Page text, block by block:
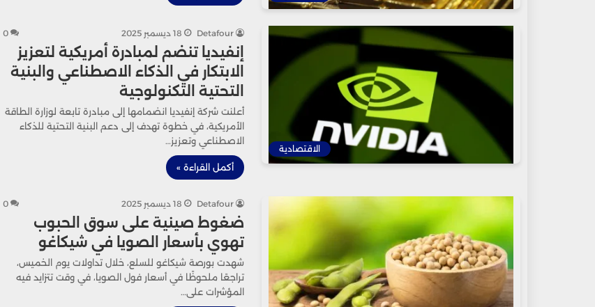
الاقتصادية
Detafour 18 ديسمبر 2025 0
إنفيديا تنضم لمبادرة أمريكية لتعزيز
الابتكار في الذكاء الاصطناعي والبنية
التحتية التكنولوجية
أعلنت شركة إنفيديا انضمامها إلى مبادرة تابعة لوزارة الطاقة
الأمريكية، في خطوة تهدف إلى دعم البنية التحتية للذكاء
الاصطناعي وتعزيز…
أكمل القراءة »
Detafour 18 ديسمبر 2025 0
ضغوط صينية على سوق الحبوب
تهوي بأسعار الصويا في شيكاغو
شهدت بورصة شيكاغو للسلع، خلال تداولات يوم الخميس،
تراجعًا ملحوظًا في أسعار فول الصويا، في وقت تتزايد فيه
المؤشرات على…